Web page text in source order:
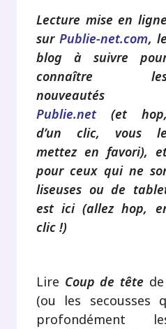
Lecture mise en ligne
surPublie-net.com, le
blog à suivre
connaître
nouveautés
Publie.net(et hop,
d’un clic, vous le
mettez en favori),
pour ceux qui ne
liseuses ou de
est ici (allez hop,
clic !)
Lire Coup de tête de
(ou les secousses
profondément